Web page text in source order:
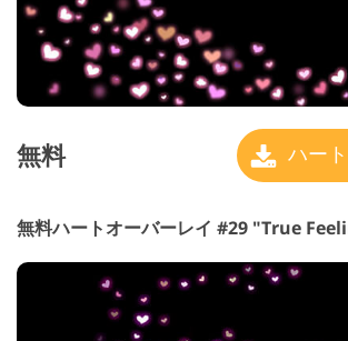
無料 ハー
無料ハートオーバーレイ #29 "True